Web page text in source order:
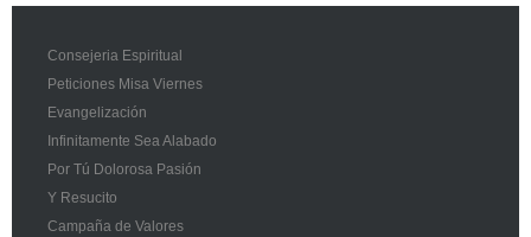
Consejeria Espiritual
Peticiones Misa Viernes
Evangelización
Infinitamente Sea Alabado
Por Tú Dolorosa Pasión
Y Resucito
Campaña de Valores